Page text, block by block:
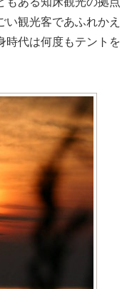
観光客であふれかえ
時代は何度もテントを